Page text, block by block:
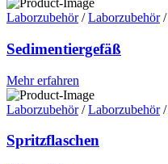
Laborzubehör/Laborzubehör/
Sedimentiergefäß
Mehr erfahren
Laborzubehör/Laborzubehör/
Spritzflaschen